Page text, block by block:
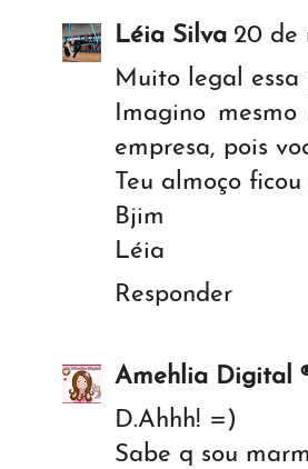
Léia Silva 20 de
Muito legal
Imagino
empresa, pois
Teu almoço
Bjim
Léia
Responder
Amehlia Digital
D.Ahhh! =)
Sabe q sou